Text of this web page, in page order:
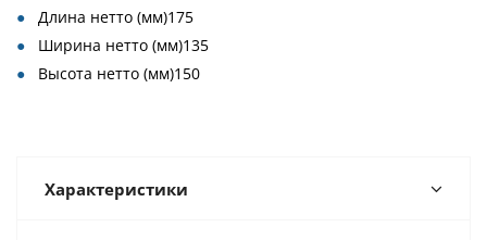
Длина нетто (мм)175
Ширина нетто (мм)135
Высота нетто (мм)150
Характеристики